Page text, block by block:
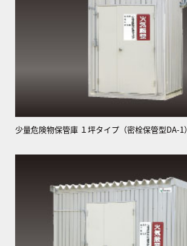
少量危険物保管庫 １坪タイプ（密栓保管型DA-1）